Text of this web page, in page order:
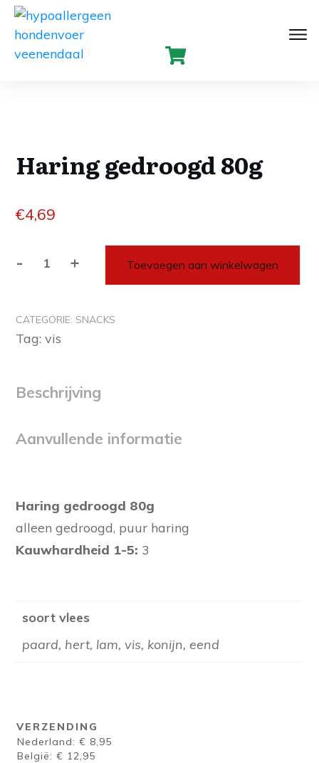
Haring gedroogd 80g
€4,69
-Haring
aantal
+ Toevoegen aan winkelwagen
CATEGORIE: SNACKS
Tag: vis
Beschrijving
Aanvullende informatie
Haring gedroogd 80g
alleen gedroogd, puur haring
Kauwhardheid 1-5: 3
soort vlees
paard, hert, lam, vis, konijn, eend
VERZENDING
Nederland: € 8,95
België: € 12,95